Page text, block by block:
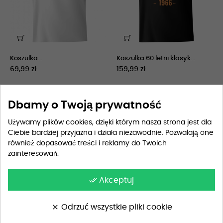
Koszulka...
69,99 zł
Koszulka 60 letni klasyk...
159,99 zł
1 2
Wybierz idealną koszulkę na 60
urodziny
Dbamy o Twoją prywatność
Używamy plików cookies, dzięki którym nasza strona jest dla
Ciebie bardziej przyjazna i działa niezawodnie. Pozwalają one
również dopasować treści i reklamy do Twoich
zainteresowań.
done_all Akceptuj
clear Odrzuć wszystkie pliki cookie